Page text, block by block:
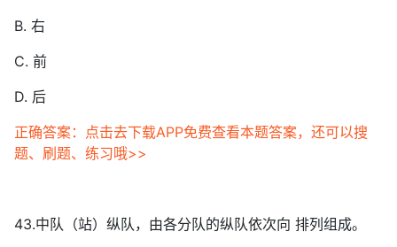
B. 右
C. 前
D. 后
正确答案：点击去下载APP免费查看本题答案，还可以搜
题、刷题、练习哦>>
43.中队（站）纵队，由各分队的纵队依次向 排列组成。